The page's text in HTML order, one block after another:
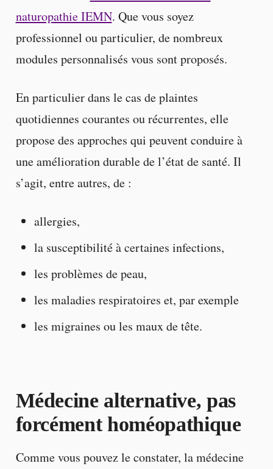
naturopathie IEMN. Que vous soyez
professionnel ou particulier, de nombreux
modules personnalisés vous sont proposés.
En particulier dans le cas de plaintes
quotidiennes courantes ou récurrentes, elle
propose des approches qui peuvent conduire à
une amélioration durable de l’état de santé. Il
s’agit, entre autres, de :
allergies,
la susceptibilité à certaines infections,
les problèmes de peau,
les maladies respiratoires et, par exemple
les migraines ou les maux de tête.
Médecine alternative, pas
forcément homéopathique
Comme vous pouvez le constater, la médecine